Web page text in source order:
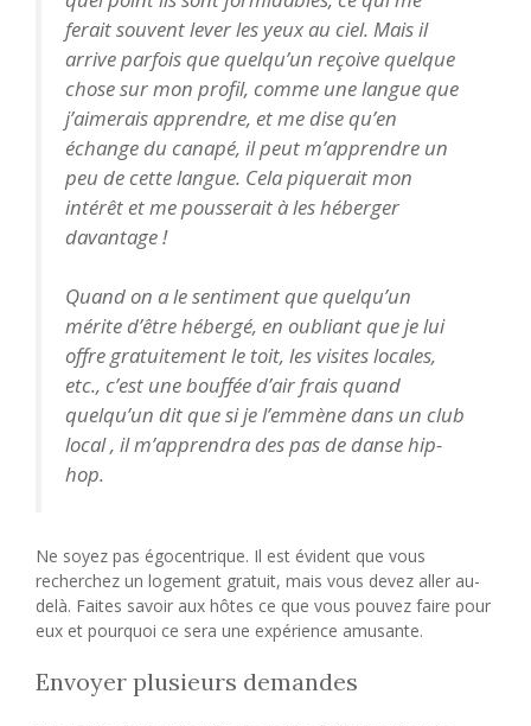
ferait souvent lever les yeux au ciel. Mais il
arrive parfois que quelqu’un reçoive quelque
chose sur mon profil, comme une langue que
j’aimerais apprendre, et me dise qu’en
échange du canapé, il peut m’apprendre un
peu de cette langue. Cela piquerait mon
intérêt et me pousserait à les héberger
davantage !
Quand on a le sentiment que quelqu’un
mérite d’être hébergé, en oubliant que je lui
offre gratuitement le toit, les visites locales,
etc., c’est une bouffée d’air frais quand
quelqu’un dit que si je l’emmène dans un club
local , il m’apprendra des pas de danse hip-
hop.
Ne soyez pas égocentrique. Il est évident que vous
recherchez un logement gratuit, mais vous devez aller au-
delà. Faites savoir aux hôtes ce que vous pouvez faire pour
eux et pourquoi ce sera une expérience amusante.
Envoyer plusieurs demandes